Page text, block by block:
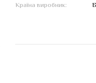
Країна виробник: